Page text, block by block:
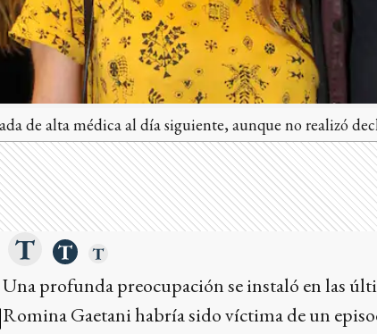
de alta médica al día siguiente, aunque no realizó
Una profunda preocupación se instaló en las
Romina Gaetani habría sido víctima de un